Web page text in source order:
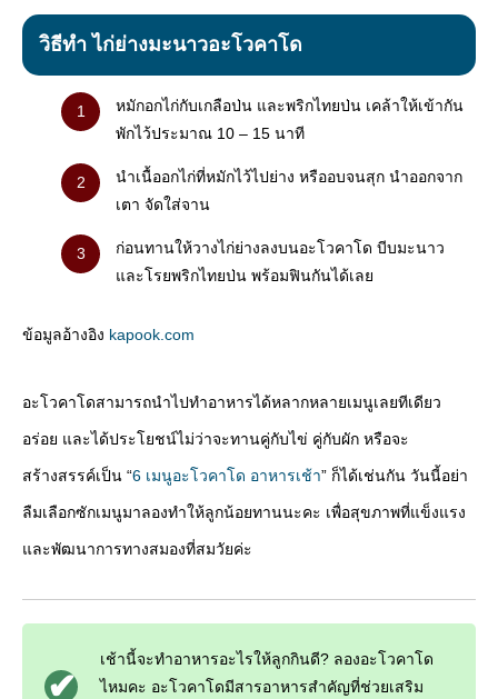
วิธีทำ ไก่ย่างมะนาวอะโวคาโด
หมักอกไก่กับเกลือป่น และพริกไทยป่น เคล้าให้เข้ากัน
พักไว้ประมาณ 10 – 15 นาที
นำเนื้ออกไก่ที่หมักไว้ไปย่าง หรืออบจนสุก นำออกจาก
เตา จัดใส่จาน
ก่อนทานให้วางไก่ย่างลงบนอะโวคาโด บีบมะนาว
และโรยพริกไทยป่น พร้อมฟินกันได้เลย
ข้อมูลอ้างอิง kapook.com
อะโวคาโดสามารถนำไปทำอาหารได้หลากหลายเมนูเลยทีเดียว
อร่อย และได้ประโยชน์ไม่ว่าจะทานคู่กับไข่ คู่กับผัก หรือจะ
สร้างสรรค์เป็น “6 เมนูอะโวคาโด อาหารเช้า” ก็ได้เช่นกัน วันนี้อย่า
ลืมเลือกซักเมนูมาลองทำให้ลูกน้อยทานนะคะ เพื่อสุขภาพที่แข็งแรง
และพัฒนาการทางสมองที่สมวัยค่ะ
เช้านี้จะทำอาหารอะไรให้ลูกกินดี? ลองอะโวคาโด
ไหมคะ อะโวคาโดมีสารอาหารสำคัญที่ช่วยเสริม